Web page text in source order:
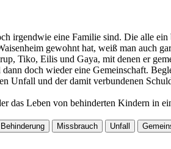
eine Familie sind. Die alle ein
gewohnt hat, weiß man auch
Tiko, Eilis und Gaya, mit denen er
doch wieder eine Gemeinschaft.
Unfall und der damit verbundenen
das Leben von behinderten Kindern in
Behinderung Missbrauch Unfall